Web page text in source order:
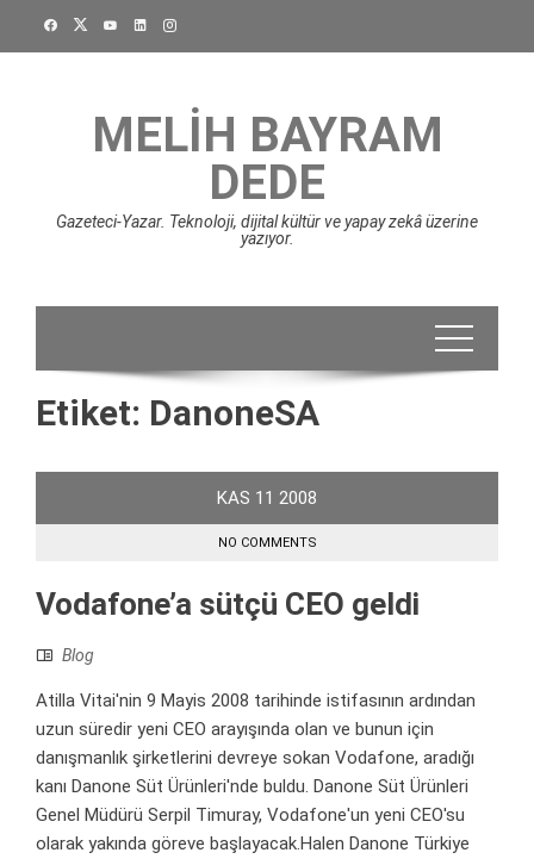
MELIH BAYRAM
DEDE
Gazeteci-Yazar. Teknoloji, dijital kültür ve yapay zekâ üzerine
yazıyor.
Etiket: DanoneSA
KAS 11 2008
NO COMMENTS
Vodafone’a sütçü CEO geldi
Blog
Atilla Vitai'nin 9 Mayis 2008 tarihinde istifasının ardından
uzun süredir yeni CEO arayışında olan ve bunun için
danışmanlık şirketlerini devreye sokan Vodafone, aradığı
kanı Danone Süt Ürünleri'nde buldu. Danone Süt Ürünleri
Genel Müdürü Serpil Timuray, Vodafone'un yeni CEO'su
olarak yakında göreve başlayacak.Halen Danone Türkiye